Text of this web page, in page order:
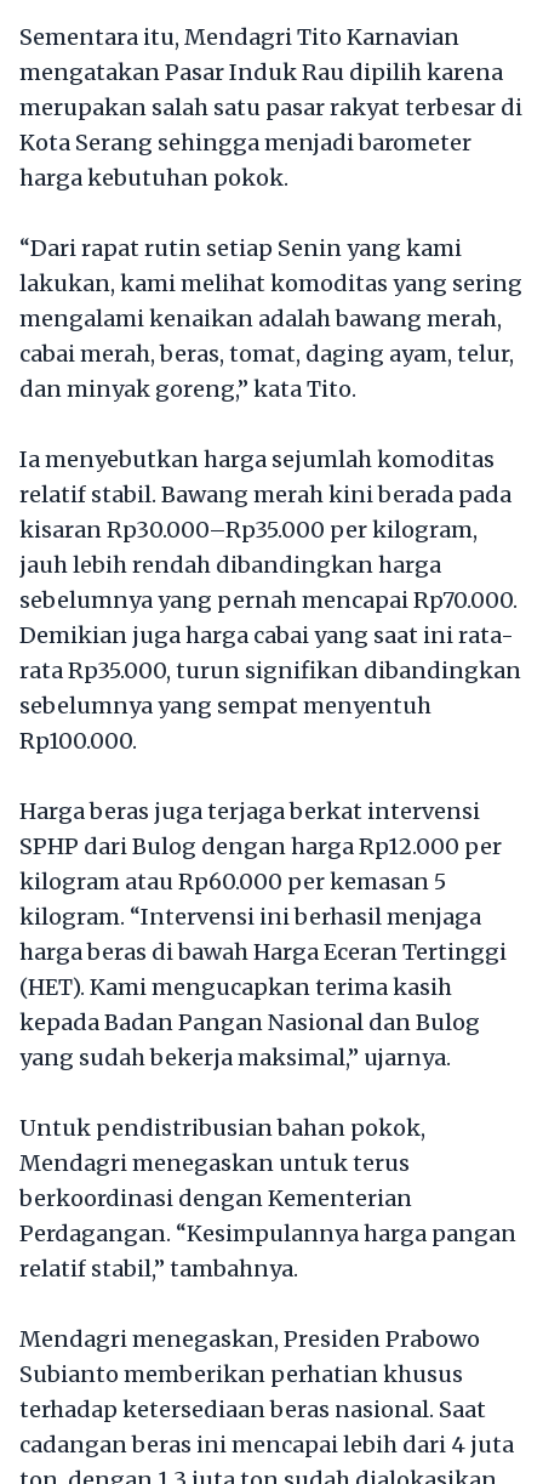
Sementara itu, Mendagri Tito Karnavian
mengatakan Pasar Induk Rau dipilih karena
merupakan salah satu pasar rakyat terbesar di
Kota Serang sehingga menjadi barometer
harga kebutuhan pokok.
“Dari rapat rutin setiap Senin yang kami
lakukan, kami melihat komoditas yang sering
mengalami kenaikan adalah bawang merah,
cabai merah, beras, tomat, daging ayam, telur,
dan minyak goreng,” kata Tito.
Ia menyebutkan harga sejumlah komoditas
relatif stabil. Bawang merah kini berada pada
kisaran Rp30.000–Rp35.000 per kilogram,
jauh lebih rendah dibandingkan harga
sebelumnya yang pernah mencapai Rp70.000.
Demikian juga harga cabai yang saat ini rata-
rata Rp35.000, turun signifikan dibandingkan
sebelumnya yang sempat menyentuh
Rp100.000.
Harga beras juga terjaga berkat intervensi
SPHP dari Bulog dengan harga Rp12.000 per
kilogram atau Rp60.000 per kemasan 5
kilogram. “Intervensi ini berhasil menjaga
harga beras di bawah Harga Eceran Tertinggi
(HET). Kami mengucapkan terima kasih
kepada Badan Pangan Nasional dan Bulog
yang sudah bekerja maksimal,” ujarnya.
Untuk pendistribusian bahan pokok,
Mendagri menegaskan untuk terus
berkoordinasi dengan Kementerian
Perdagangan. “Kesimpulannya harga pangan
relatif stabil,” tambahnya.
Mendagri menegaskan, Presiden Prabowo
Subianto memberikan perhatian khusus
terhadap ketersediaan beras nasional. Saat
cadangan beras ini mencapai lebih dari 4 juta